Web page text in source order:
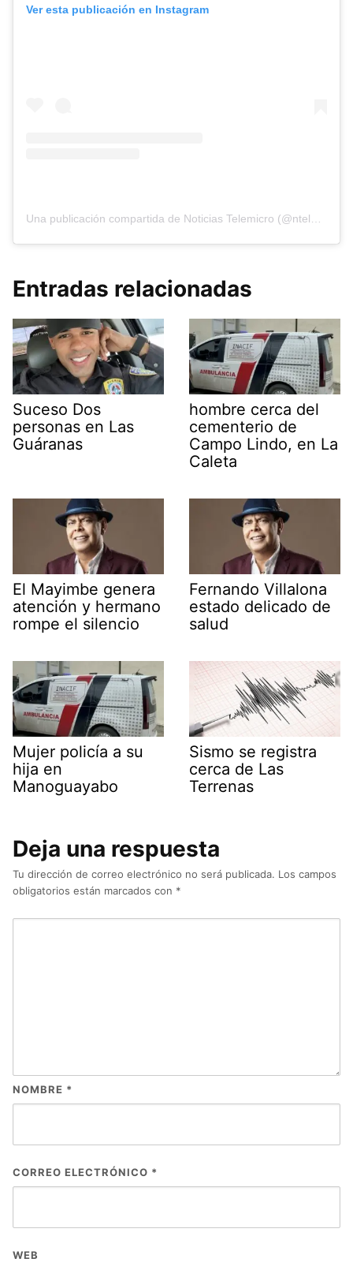
Ver esta publicación en Instagram
Una publicación compartida de Noticias Telemicro (@ntelemicro5)
Entradas relacionadas
Suceso Dos
personas en Las
Guáranas
hombre cerca del
cementerio de
Campo Lindo, en La
Caleta
El Mayimbe genera
atención y hermano
rompe el silencio
Fernando Villalona
estado delicado de
salud
Mujer policía a su
hija en
Manoguayabo
Sismo se registra
cerca de Las
Terrenas
Deja una respuesta
Tu dirección de correo electrónico no será publicada. Los campos
obligatorios están marcados con *
NOMBRE *
CORREO ELECTRÓNICO *
WEB